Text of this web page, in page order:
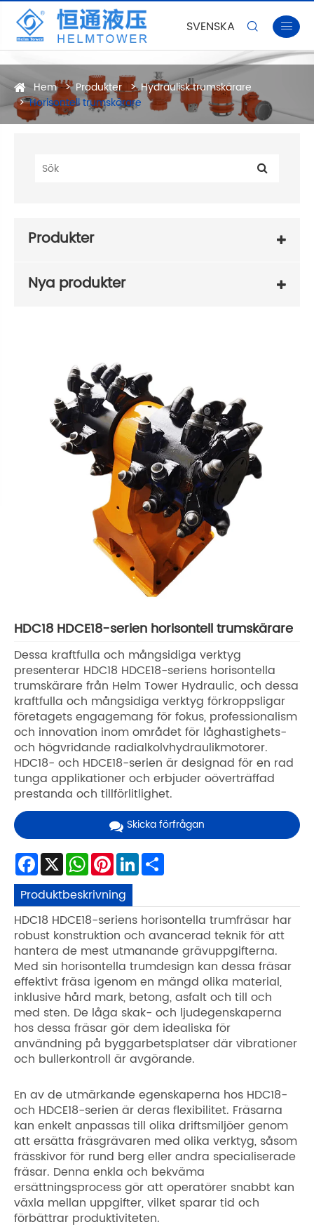
SVENSKA  
Hem Produkter
Hydraulisk trumskärare
Horisontell trumskärare
Produkter
Nya produkter
HDC18 HDCE18-serien horisontell trumskärare
Dessa kraftfulla och mångsidiga verktyg
presenterar HDC18 HDCE18-seriens horisontella
trumskärare från Helm Tower Hydraulic, och dessa
kraftfulla och mångsidiga verktyg förkroppsligar
företagets engagemang för fokus, professionalism
och innovation inom området för låghastighets-
och högvridande radialkolvhydraulikmotorer.
HDC18- och HDCE18-serien är designad för en rad
tunga applikationer och erbjuder oöverträffad
prestanda och tillförlitlighet.
Skicka förfrågan
Facebook
X WhatsApp
Pinterest
LinkedIn
Produktbeskrivning
HDC18 HDCE18-seriens horisontella trumfräsar har
robust konstruktion och avancerad teknik för att
hantera de mest utmanande grävuppgifterna.
Med sin horisontella trumdesign kan dessa fräsar
effektivt fräsa igenom en mängd olika material,
inklusive hård mark, betong, asfalt och till och
med sten. De låga skak- och ljudegenskaperna
hos dessa fräsar gör dem idealiska för
användning på byggarbetsplatser där vibrationer
och bullerkontroll är avgörande.
En av de utmärkande egenskaperna hos HDC18-
och HDCE18-serien är deras flexibilitet. Fräsarna
kan enkelt anpassas till olika driftsmiljöer genom
att ersätta fräsgrävaren med olika verktyg, såsom
frässkivor för rund berg eller andra specialiserade
fräsar. Denna enkla och bekväma
ersättningsprocess gör att operatörer snabbt kan
växla mellan uppgifter, vilket sparar tid och
förbättrar produktiviteten.